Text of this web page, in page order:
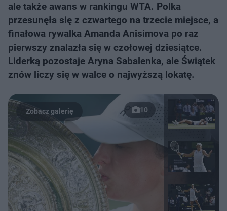
ale także awans w rankingu WTA. Polka
przesunęła się z czwartego na trzecie miejsce, a
finałowa rywalka Amanda Anisimova po raz
pierwszy znalazła się w czołowej dziesiątce.
Liderką pozostaje Aryna Sabalenka, ale Świątek
znów liczy się w walce o najwyższą lokatę.
10